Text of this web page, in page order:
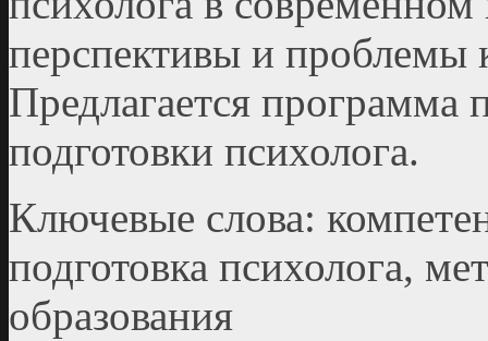
перспективы и проблемы
Предлагается
подготовки психолога.
Ключевые слова:
подготовка психолога,
образования